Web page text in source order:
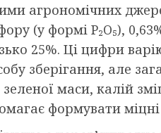
агрономічних
(у формі P₂O₅),
25%. Ці цифри
зберігання, але
зеленої маси, калій
формувати